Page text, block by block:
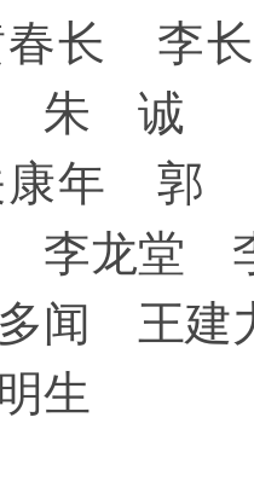
春长 李
朱 诚
康年 郭
李龙堂
闻 王
生